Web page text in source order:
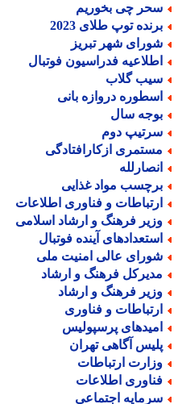
چی بخوریم
توپ طلای 2023
شهر تبریز
فدراسیون فوتبال
گلاب
دروازه بانی
سال
دوم
ازکارافتادگی
مواد غذایی
و فناوری اطلاعات
فرهنگ و ارشاد اسلامی
آینده فوتبال
عالی امنیت ملی
فرهنگ و ارشاد
فرهنگ و ارشاد
و فناوری
پرسپولیس
آگاهی تهران
ارتباطات
اطلاعات
اجتماعی